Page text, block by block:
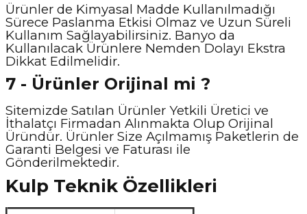
Ürünler de Kimyasal Madde Kullanılmadığı
Sürece Paslanma Etkisi Olmaz ve Uzun Süreli
Kullanım Sağlayabilirsiniz. Banyo da
Kullanılacak Ürünlere Nemden Dolayı Ekstra
Dikkat Edilmelidir.
7 - Ürünler Orijinal mi ?
Sitemizde Satılan Ürünler Yetkili Üretici ve
İthalatçı Firmadan Alınmakta Olup Orijinal
Üründür. Ürünler Size Açılmamış Paketlerin de
Garanti Belgesi ve Faturası ile
Gönderilmektedir.
Kulp Teknik Özellikleri